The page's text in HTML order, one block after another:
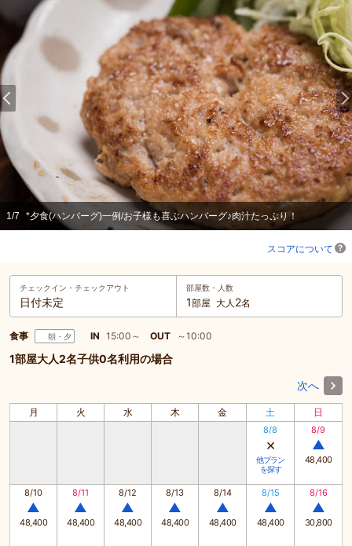
1/7 *夕食(ハンバーグ)一例/お子様も喜ぶハンバーグ♪肉汁たっぷり！
スコアについて
チェックイン・ チェックアウト
日付未定
部屋数・人数
1部屋 大人 2名
食事 朝・夕 IN 15:00～ OUT ～10:00
1部屋大人2名子供0名利用の場合
次へ
月 火 水 木 金 土 日
8/8
×
他プラン
を探す
8/9
▲
48,400
8/10
▲
48,400
8/11
▲
48,400
8/12
▲
48,400
8/13
▲
48,400
8/14
▲
48,400
8/15
▲
48,400
8/16
▲
30,800